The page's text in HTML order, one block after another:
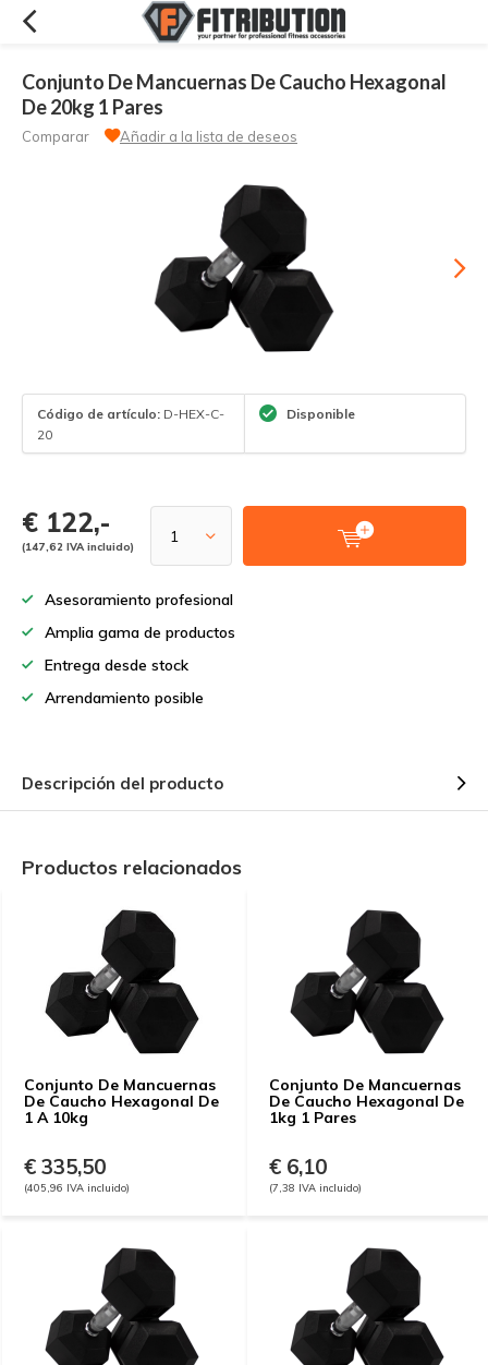
Conjunto De Mancuernas De Caucho Hexagonal
De 20kg 1 Pares
Comparar Añadir a la lista de deseos
Código de artículo: D-HEX-C-
20
Disponible
€ 122,-
(147,62 IVA incluido)
Asesoramiento profesional
Amplia gama de productos
Entrega desde stock
Arrendamiento posible
Descripción del producto
Productos relacionados
Conjunto De Mancuernas
De Caucho Hexagonal De
1 A 10kg
€ 335,50
(405,96 IVA incluido)
Conjunto De Mancuernas
De Caucho Hexagonal De
1kg 1 Pares
€ 6,10
(7,38 IVA incluido)